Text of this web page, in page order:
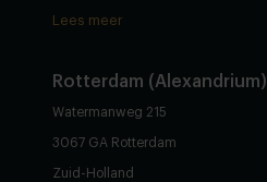
Lees meer
Rotterdam (Alexandrium)
Watermanweg 215
3067 GA Rotterdam
Zuid-Holland